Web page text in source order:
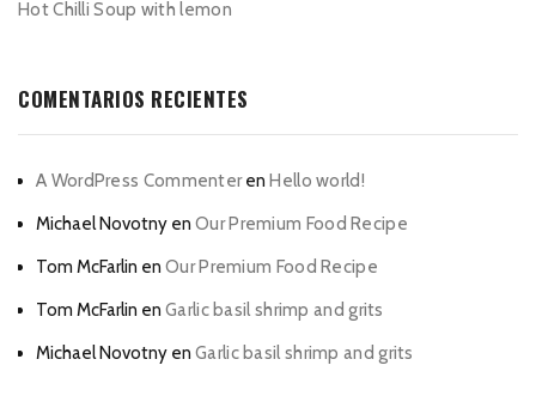
Hot Chilli Soup with lemon
COMENTARIOS RECIENTES
A WordPress CommenterenHello world!
Michael Novotny en Our Premium Food Recipe
Tom McFarlin en Our Premium Food Recipe
Tom McFarlin en Garlic basil shrimp and grits
Michael Novotny en Garlic basil shrimp and grits